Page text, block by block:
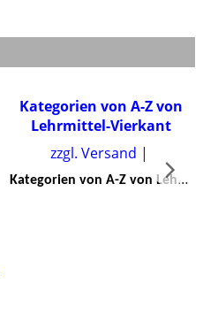
Kategorien von A-Z von
Lehrmittel-Vierkant
zzgl. Versand
K
ategorien von A-Z von Lehrmittel-Vierkant